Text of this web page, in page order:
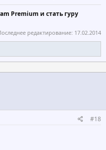
Premium и стать гуру
редактирование: 17.02.2014
#18